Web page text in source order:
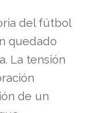
del fútbol
quedado
La tensión
de un